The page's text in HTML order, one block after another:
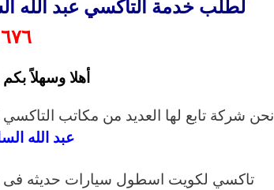
لطلب خدمة التاكسي عبد الله
أهلا وسهلاً
نحن شركة تابع لها العديد من مكاتب
عبد الله
تاكسي لكويت اسطول سيارات حديثه فى